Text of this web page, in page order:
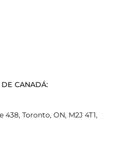
CANADÁ:
Toronto, ON, M2J 4T1,